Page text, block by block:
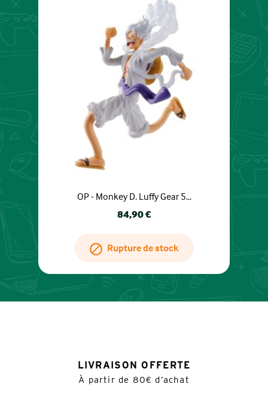
OP - Monkey D. Luffy Gear 5...
Prix
84,90 €
Rupture de stock
LIVRAISON OFFERTE
À partir de 80€ d’achat